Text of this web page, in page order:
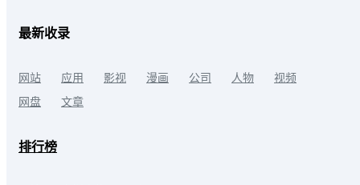
最新收录
网站 应用 影视 漫画 公司 人物
视频
网盘
文章
排行榜